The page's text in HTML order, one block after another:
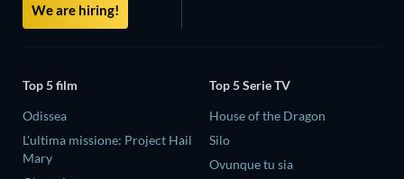
We are hiring!
Top 5 film
Odissea
L'ultima missione: Project Hail
Mary
Top 5 Serie TV
House of the Dragon
Silo
Ovunque tu sia